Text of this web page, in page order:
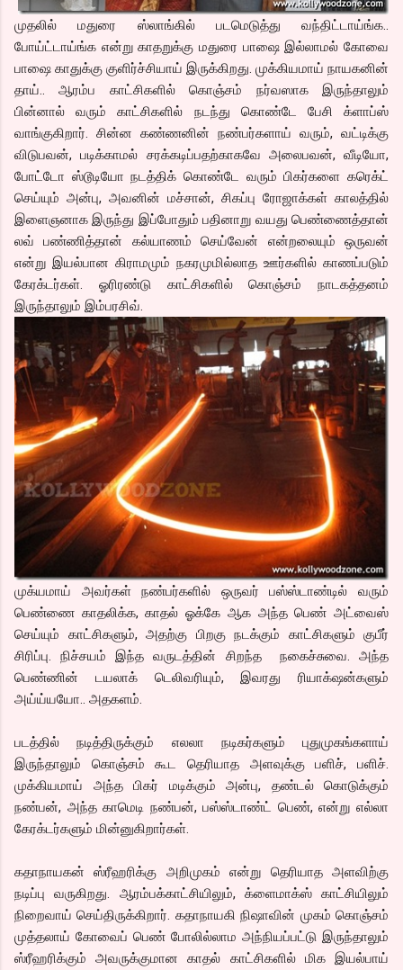
முதலில் மதுரை ஸ்லாங்கில் படமெடுத்து வந்திட்டாய்ங்க..
போய்ட்டாய்ங்க என்று காதறுக்கு மதுரை பாஷை இல்லாமல் கோவை
பாஷை காதுக்கு குளிர்ச்சியாய் இருக்கிறது. முக்கியமாய் நாயகனின்
தாய்.. ஆரம்ப காட்சிகளில் கொஞ்சம் நர்வஸாக இருந்தாலும்
பின்னால் வரும் காட்சிகளில் நடந்து கொண்டே பேசி க்ளாப்ஸ்
வாங்குகிறார். சின்ன கண்ணனின் நண்பர்களாய் வரும், வட்டிக்கு
விடுபவன், படிக்காமல் சரக்கடிப்பதற்காகவே அலைபவன், வீடியோ,
போட்டோ ஸ்டூடியோ நடத்திக் கொண்டே வரும் பிகர்களை கரெக்ட்
செய்யும் அன்பு, அவனின் மச்சான், சிகப்பு ரோஜாக்கள் காலத்தில்
இளைஞனாக இருந்து இப்போதும் பதினாறு வயது பெண்ணைத்தான்
லவ் பண்ணித்தான் கல்யாணம் செய்வேன் என்றலையும் ஒருவன்
என்று இயல்பான கிராமமும் நகரமுமில்லாத ஊர்களில் காணப்படும்
கேரக்டர்கள். ஓரிரண்டு காட்சிகளில் கொஞ்சம் நாடகத்தனம்
இருந்தாலும் இம்பரசிவ்.
முக்யமாய் அவர்கள் நண்பர்களில் ஒருவர் பஸ்ஸ்டாண்டில் வரும்
பெண்ணை காதலிக்க, காதல் ஓக்கே ஆக அந்த பெண் அட்வைஸ்
செய்யும் காட்சிகளும், அதற்கு பிறகு நடக்கும் காட்சிகளும் குபீர்
சிரிப்பு. நிச்சயம் இந்த வருடத்தின் சிறந்த நகைச்சுவை. அந்த
பெண்ணின் டயலாக் டெலிவரியும், இவரது ரியாக்‌ஷன்களும்
அய்ய்யயோ.. அதகளம்.
படத்தில் நடித்திருக்கும் எலலா நடிகர்களும் புதுமுகங்களாய்
இருந்தாலும் கொஞ்சம் கூட தெரியாத அளவுக்கு பளிச், பளிச்.
முக்கியமாய் அந்த பிகர் மடிக்கும் அன்பு, தண்டல் கொடுக்கும்
நண்பன், அந்த காமெடி நண்பன், பஸ்ஸ்டாண்ட் பெண், என்று எல்லா
கேரக்டர்களும் மின்னுகிறார்கள்.
கதாநாயகன் ஸ்ரீஹரிக்கு அறிமுகம் என்று தெரியாத அளவிற்கு
நடிப்பு வருகிறது. ஆரம்பக்காட்சியிலும், க்ளைமாக்ஸ் காட்சியிலும்
நிறைவாய் செய்திருக்கிறார். கதாநாயகி நிஷாவின் முகம் கொஞ்சம்
முத்தலாய் கோவைப் பெண் போலில்லாம அந்நியப்பட்டு இருந்தாலும்
ஸ்ரீஹரிக்கும் அவருக்குமான காதல் காட்சிகளில் மிக இயல்பாய்